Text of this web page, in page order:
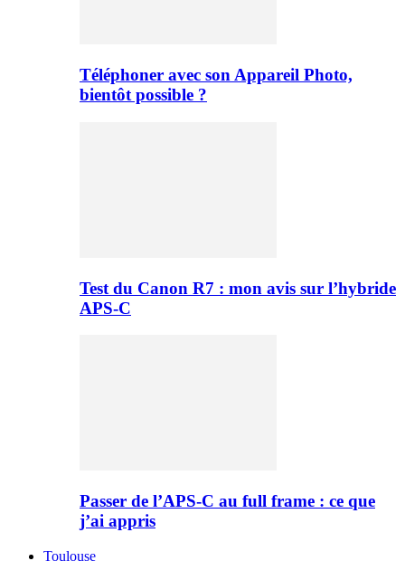
Téléphoner avec son Appareil Photo,
bientôt possible ?
Test du Canon R7 : mon avis sur l’hybride
APS-C
Passer de l’APS-C au full frame : ce que
j’ai appris
Toulouse